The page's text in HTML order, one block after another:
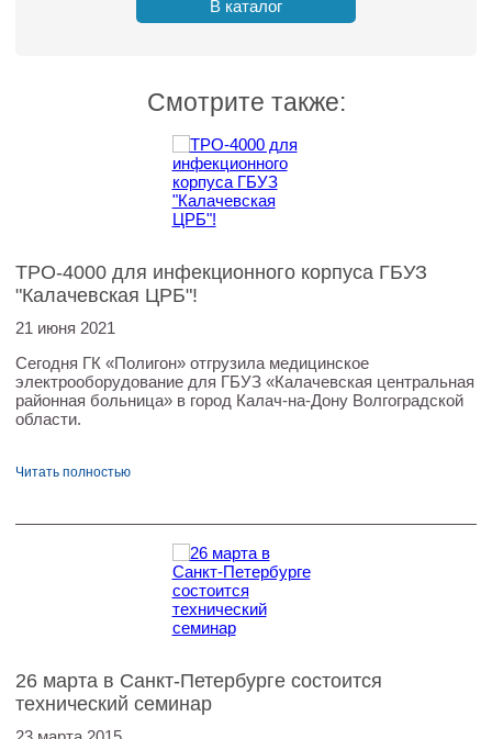
В каталог
Смотрите также:
ТРО-4000 для инфекционного корпуса ГБУЗ
"Калачевская ЦРБ"!
21 июня 2021
Сегодня ГК «Полигон» отгрузила медицинское
электрооборудование для ГБУЗ «Калачевская центральная
районная больница» в город Калач-на-Дону Волгоградской
области.
Читать полностью
26 марта в Санкт-Петербурге состоится
технический семинар